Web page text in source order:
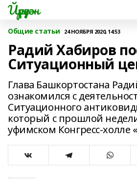
Йүрүҙән
Общие статьи 24 НОЯБРЯ 2020, 14:53
Радий Хабиров
Ситуационный
Глава Башкортостана
ознакомился с
Ситуационного
который с прошлой
уфимском Конгресс-холле